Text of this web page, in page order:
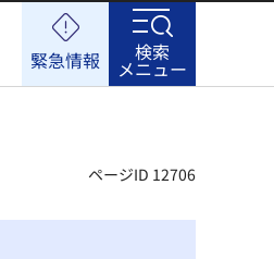
緊急情報 検索
メニュー
ページID 12706